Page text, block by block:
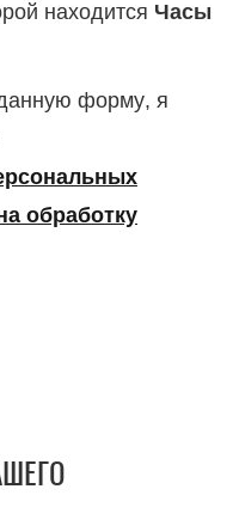
находится Часы
форму, я
обработку